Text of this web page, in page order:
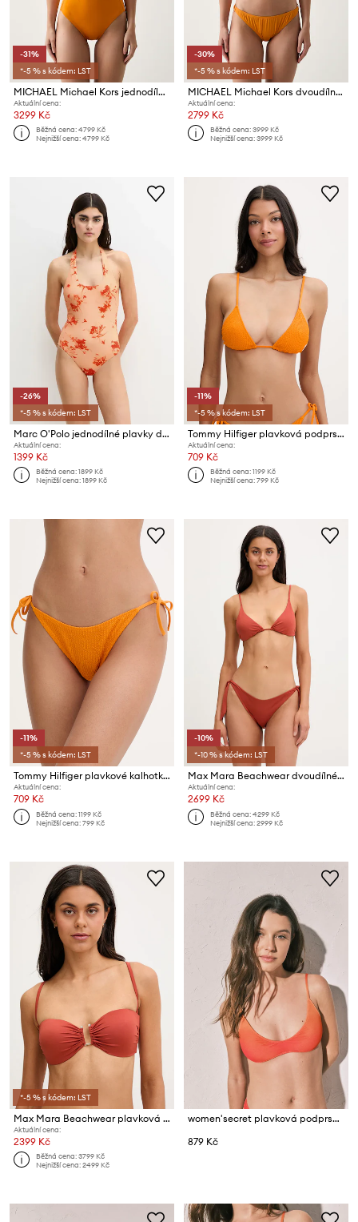
-31%
*-5 % s kódem: LST
MICHAEL Michael Kors jednodílné plavky dámské
Aktuální cena:
3299 Kč
Běžná cena:4799 Kč
Nejnižší cena:4799 Kč
-30%
*-5 % s kódem: LST
MICHAEL Michael Kors dvoudílné plavky dámské
Aktuální cena:
2799 Kč
Běžná cena:3999 Kč
Nejnižší cena:3999 Kč
-26%
*-5 % s kódem: LST
Marc O'Polo jednodílné plavky dámské
Aktuální cena:
1399 Kč
Běžná cena:1899 Kč
Nejnižší cena:1899 Kč
-11%
*-5 % s kódem: LST
Tommy Hilfiger plavková podprsenka dámská SUMMER
Aktuální cena:
709 Kč
Běžná cena:1199 Kč
Nejnižší cena:799 Kč
-11%
*-5 % s kódem: LST
Tommy Hilfiger plavkové kalhotky dámské
Aktuální cena:
709 Kč
Běžná cena:1199 Kč
Nejnižší cena:799 Kč
-10%
*-10 % s kódem: LST
Max Mara Beachwear dvoudílné plavky dámské BABY
Aktuální cena:
2699 Kč
Běžná cena:4299 Kč
Nejnižší cena:2999 Kč
*-5 % s kódem: LST
Max Mara Beachwear plavková podprsenka dámská AMELIA
Aktuální cena:
2399 Kč
Běžná cena:3799 Kč
Nejnižší cena:2499 Kč
women'secret plavková podprsenka dámská
879 Kč